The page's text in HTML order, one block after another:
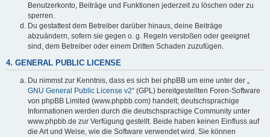
Benutzerkonto, Beiträge und Funktionen jederzeit zu löschen oder zu
sperren.
Du gestattest dem Betreiber darüber hinaus, deine Beiträge
abzuändern, sofern sie gegen o. g. Regeln verstoßen oder geeignet
sind, dem Betreiber oder einem Dritten Schaden zuzufügen.
4. GENERAL PUBLIC LICENSE
Du nimmst zur Kenntnis, dass es sich bei phpBB um eine unter der „
GNU General Public License v2“ (GPL) bereitgestellten Foren-Software
von phpBB Limited (www.phpbb.com) handelt; deutschsprachige
Informationen werden durch die deutschsprachige Community unter
www.phpbb.de zur Verfügung gestellt. Beide haben keinen Einfluss auf
die Art und Weise, wie die Software verwendet wird. Sie können